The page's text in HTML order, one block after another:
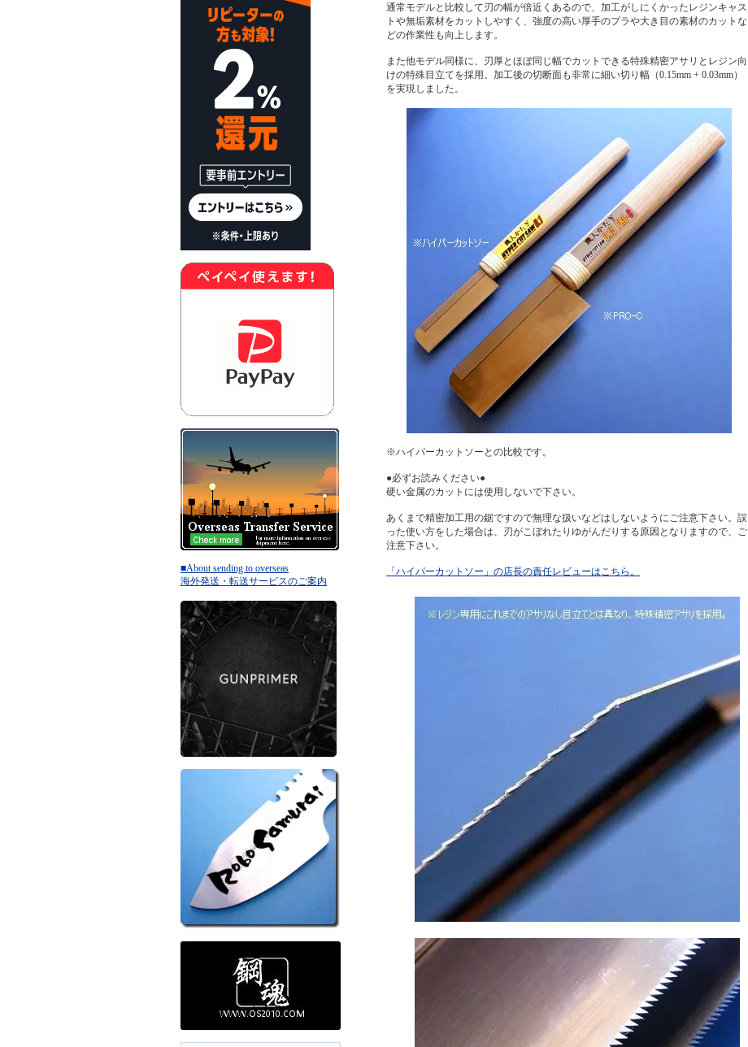
■About sending to overseas
海外発送・転送サービスのご案内
通常モデルと比較して刃の幅が倍近くあるので、加工がしにくかったレジンキャス
トや無垢素材をカットしやすく、強度の高い厚手のプラや大き目の素材のカットな
どの作業性も向上します。
また他モデル同様に、刃厚とほぼ同じ幅でカットできる特殊精密アサリとレジン向
けの特殊目立てを採用。加工後の切断面も非常に細い切り幅（0.15mm + 0.03mm）
を実現しました。
※ハイパーカットソーとの比較です。
●必ずお読みください●
硬い金属のカットには使用しないで下さい。
あくまで精密加工用の鋸ですので無理な扱いなどはしないようにご注意下さい。誤
った使い方をした場合は、刃がこぼれたりゆがんだりする原因となりますので、ご
注意下さい。
「ハイパーカットソー」の店長の責任レビューはこちら。